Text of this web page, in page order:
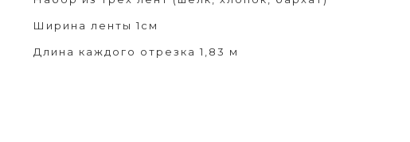
Ширина ленты 1см
Длина каждого отрезка 1,83 м